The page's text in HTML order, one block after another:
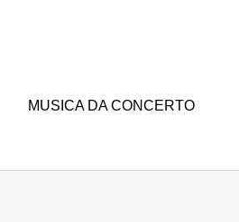
MUSICA DA CONCERTO